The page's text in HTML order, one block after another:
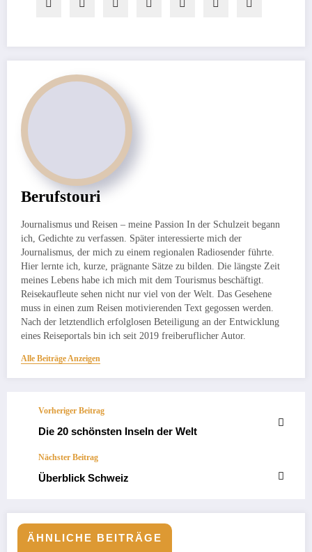
Berufstouri
Journalismus und Reisen – meine Passion In der Schulzeit begann
ich, Gedichte zu verfassen. Später interessierte mich der
Journalismus, der mich zu einem regionalen Radiosender führte.
Hier lernte ich, kurze, prägnante Sätze zu bilden. Die längste Zeit
meines Lebens habe ich mich mit dem Tourismus beschäftigt.
Reisekaufleute sehen nicht nur viel von der Welt. Das Gesehene
muss in einen zum Reisen motivierenden Text gegossen werden.
Nach der letztendlich erfolglosen Beteiligung an der Entwicklung
eines Reiseportals bin ich seit 2019 freiberuflicher Autor.
Alle Beiträge Anzeigen
Vorheriger Beitrag
Die 20 schönsten Inseln der Welt
Nächster Beitrag
Überblick Schweiz
ÄHNLICHE BEITRÄGE